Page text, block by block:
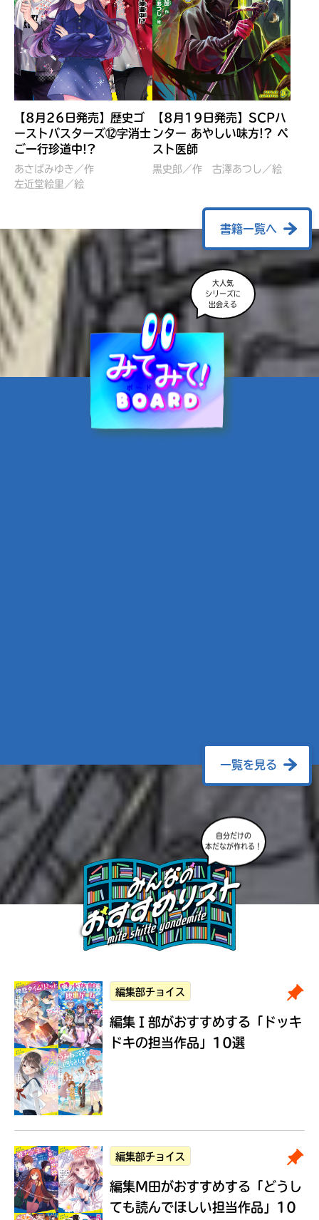
ぼくたちのマインクラフト
冒険記 エンチャント剣
VS暴走モブ
営委員会／協力
レッツゴー！まいぜんシス
ターズ とつぜん、王様に
佐久間さのすけ／絵
【8月26日発売】歴史ゴ
ーストバスターズ⑫字消士
ご一行珍道中!?
あさばみゆき／作
左近堂絵里／絵
【8月19日発売】SCPハ
ンター あやしい味方!? ペ
スト医師
黒史郎／作 古澤あつし／絵
書籍一覧へ
大人気
シリーズに
出会える
一覧を見る
自分だけの
本だなが作れる！
編集部チョイス
編集Ｉ部がおすすめする 「ドッキ
ドキの担当作品」10選
編集部チョイス
編集M田がおすすめする 「どうし
ても読んでほしい担当作品」10